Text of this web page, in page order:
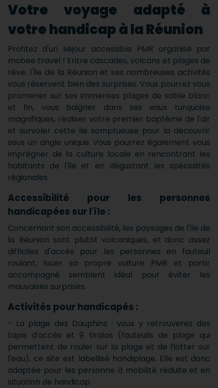
Votre voyage adapté à
votre handicap à la Réunion
Profitez d'un séjour accessible PMR organisé par
mobee travel ! Entre cascades, volcans et plages de
rêve, l'Île de la Réunion et ses nombreuses activités
vous réservent bien des surprises. Vous pourrez vous
promener sur ses immenses plages de sable blanc
et fin, vous baigner dans ses eaux turquoise
magnifiques, réaliser votre premier baptême de l'air
et survoler cette île somptueuse pour la découvrir
sous un angle unique. Vous pourrez également vous
imprégner de la culture locale en rencontrant les
habitants de l'île et en dégustant les spécialités
régionales.
Accessibilité pour les personnes
handicapées sur l'île :
Concernant son accessibilité, les paysages de l'île de
la Réunion sont plutôt volcaniques, et donc assez
difficiles d'accès pour les personnes en fauteuil
roulant, louer sa propre voiture PMR et partir
accompagné semblent idéal pour éviter les
mauvaises surprises.
Activités pour handicapés :
- La plage des Dauphins : vous y retrouverez des
tapis d'accès et 9 tiralos (fauteuils de plage qui
permettent de rouler sur la plage et de flotter sur
l'eau), ce site est labellisé handiplage. Elle est donc
adaptée pour les personne à mobilité réduite et en
situation de handicap.